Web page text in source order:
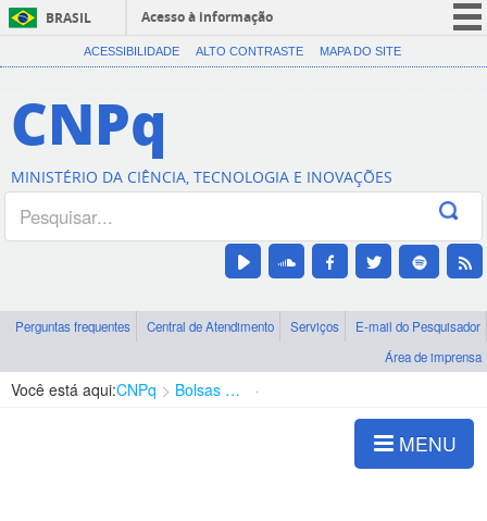
BRASIL
Acesso à informação
CORONAVÍRUS (COVID-19)
Canais
ACESSIBILIDADE ALTO CONTRASTE MAPA DO SITE
CNPq
MINISTÉRIO DA CIÊNCIA, TECNOLOGIA E INOVAÇÕES
Perguntas frequentes Central de Atendimento Serviços
E-mail do Pesquisador
Área de imprensa
Você está aqui:CNPq Bolsas e Auxílios Vigentes
MENU